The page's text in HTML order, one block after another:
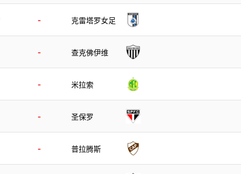
- 克雷塔罗女足
- 查克佛伊维
- 米拉索
- 圣保罗
- 普拉腾斯